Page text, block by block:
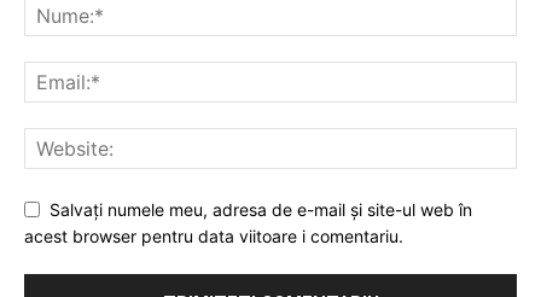
Salvați numele meu, adresa de e-mail și site-ul web în
acest browser pentru data viitoare i comentariu.